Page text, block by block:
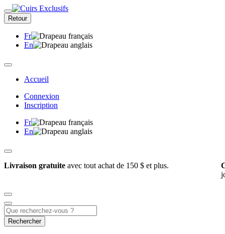
Retour
Fr
En
Accueil
Connexion
Inscription
Fr
En
Livraison gratuite avec tout achat de 150 $ et plus.
Rechercher